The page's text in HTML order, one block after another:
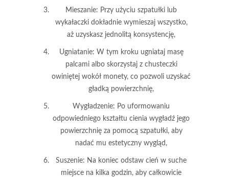
Mieszanie: Przy użyciu szpatułki lub
wykałaczki dokładnie wymieszaj wszystko,
aż uzyskasz jednolitą konsystencję,
Ugniatanie: W tym kroku ugniataj masę
palcami albo skorzystaj z chusteczki
owiniętej wokół monety, co pozwoli uzyskać
gładką powierzchnię,
Wygładzenie: Po uformowaniu
odpowiedniego kształtu cienia wygładź jego
powierzchnię za pomocą szpatułki, aby
nadać mu estetyczny wygląd,
Suszenie: Na koniec odstaw cień w suche
miejsce na kilka godzin, aby całkowicie